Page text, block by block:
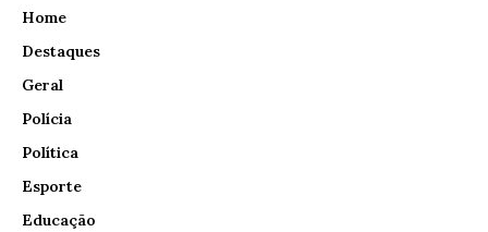
Home
Destaques
Geral
Polícia
Política
Esporte
Educação